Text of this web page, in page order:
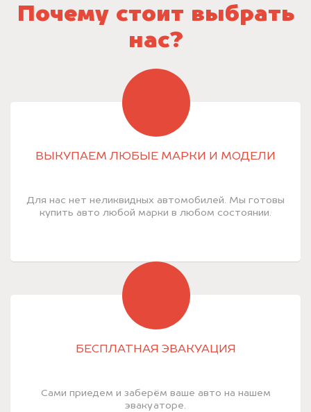
Почему стоит выбрать
нас?
ВЫКУПАЕМ ЛЮБЫЕ МАРКИ И МОДЕЛИ
Для нас нет неликвидных автомобилей. Мы готовы
купить авто любой марки в любом состоянии.
БЕСПЛАТНАЯ ЭВАКУАЦИЯ
Сами приедем и заберём ваше авто на нашем
эвакуаторе.